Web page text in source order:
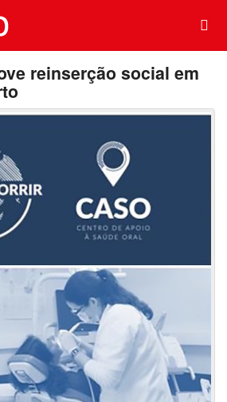
reinserção social em